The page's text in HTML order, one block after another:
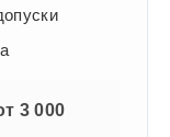
3 000